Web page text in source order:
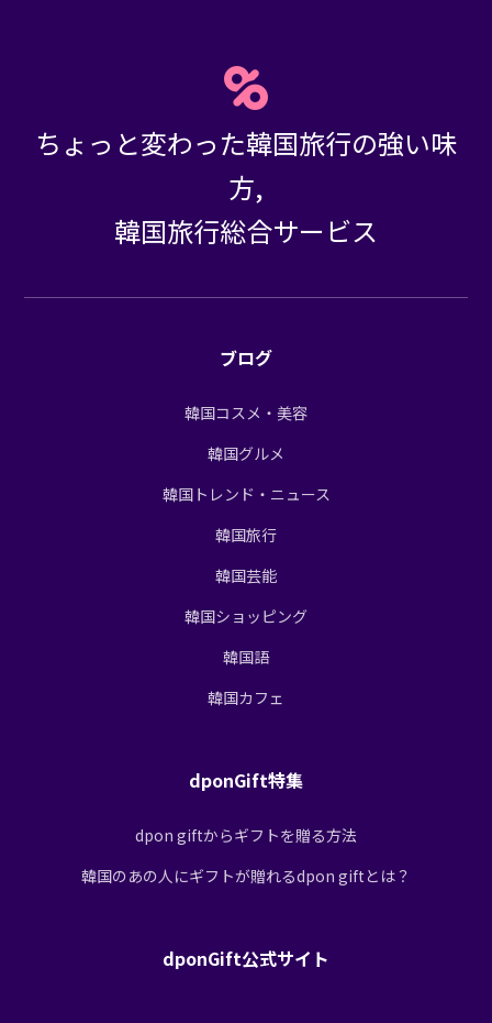
ちょっと変わった韓国旅行の強い味
方,
韓国旅行総合サービス
ブログ
韓国コスメ・美容
韓国グルメ
韓国トレンド・ニュース
韓国旅行
韓国芸能
韓国ショッピング
韓国語
韓国カフェ
dponGift特集
dpon giftからギフトを贈る方法
韓国のあの人にギフトが贈れるdpon giftとは？
dponGift公式サイト